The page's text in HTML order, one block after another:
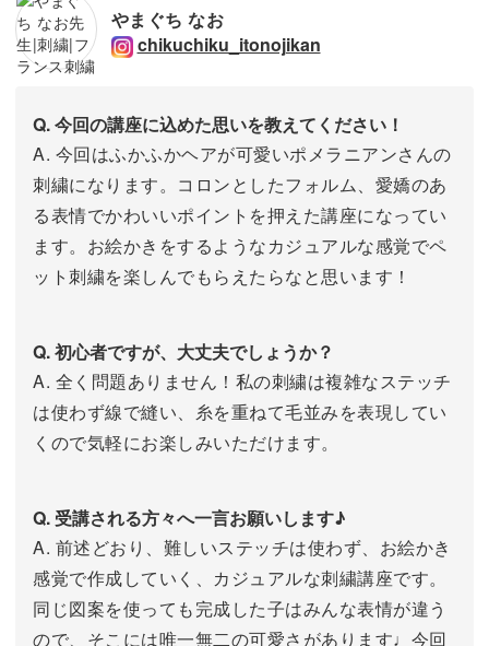
やまぐち なお
chikuchiku_itonojikan
Q. 今回の講座に込めた思いを教えてください！
A. 今回はふかふかヘアが可愛いポメラニアンさんの
刺繍になります。コロンとしたフォルム、愛嬌のあ
る表情でかわいいポイントを押えた講座になってい
ます。お絵かきをするようなカジュアルな感覚でペ
ット刺繍を楽しんでもらえたらなと思います！
Q. 初心者ですが、大丈夫でしょうか？
A. 全く問題ありません！私の刺繍は複雑なステッチ
は使わず線で縫い、糸を重ねて毛並みを表現してい
くので気軽にお楽しみいただけます。
Q. 受講される方々へ一言お願いします♪
A. 前述どおり、難しいステッチは使わず、お絵かき
感覚で作成していく、カジュアルな刺繍講座です。
同じ図案を使っても完成した子はみんな表情が違う
ので、そこには唯一無二の可愛さがあります♩今回